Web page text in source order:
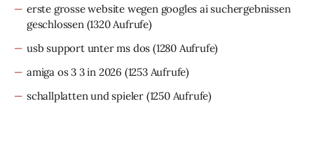
erste grosse website wegen googles ai suchergebnissen
geschlossen(1320 Aufrufe)
usb support unter ms dos (1280 Aufrufe)
amiga os 3 3 in 2026 (1253 Aufrufe)
schallplatten und spieler (1250 Aufrufe)